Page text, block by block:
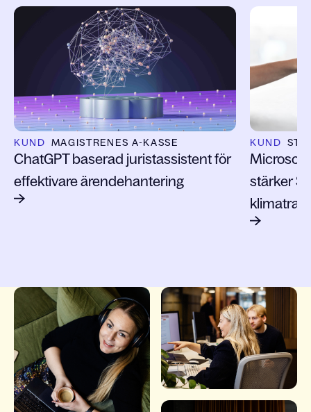
Slide 1 of 9
KUND MAGISTRENES A-KASSE
ChatGPT baserad juristassistent för
effektivare ärendehantering
KUND
Microsoft
stärker